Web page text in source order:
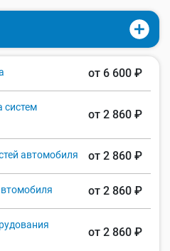
от 6 600 ₽
систем
от 2 860 ₽
автомобиля от 2 860 ₽
от 2 860 ₽
от 2 860 ₽